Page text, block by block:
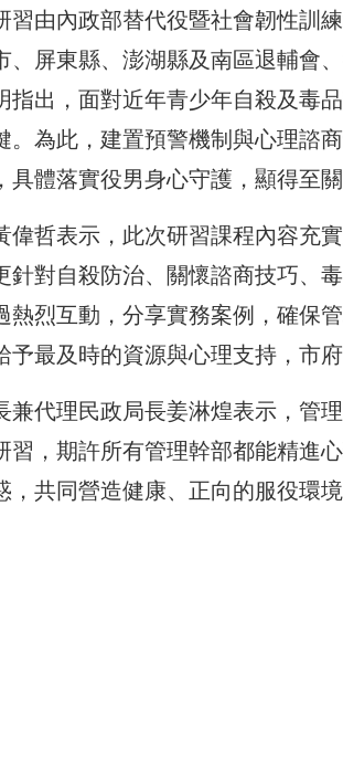
習由內政部替代役暨社會韌性訓
、屏東縣、澎湖縣及南區退輔會
指出，面對近年青少年自殺及毒
。為此，建置預警機制與心理諮
具體落實役男身心守護，顯得至關
偉哲表示，此次研習課程內容充
針對自殺防治、關懷諮商技巧、
熱烈互動，分享實務案例，確保
予最及時的資源與心理支持，市
兼代理民政局長姜淋煌表示，管
習，期許所有管理幹部都能精進
，共同營造健康、正向的服役環